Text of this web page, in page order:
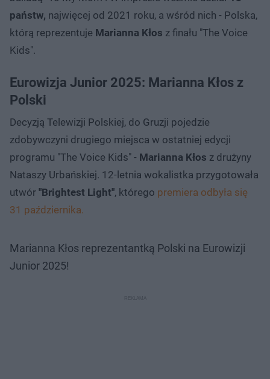
państw, najwięcej od 2021 roku, a wśród nich - Polska,
którą reprezentuje Marianna Kłos z finału "The Voice
Kids".
Eurowizja Junior 2025: Marianna Kłos z
Polski
Decyzją Telewizji Polskiej, do Gruzji pojedzie
zdobywczyni drugiego miejsca w ostatniej edycji
programu "The Voice Kids" - Marianna Kłos z drużyny
Nataszy Urbańskiej. 12-letnia wokalistka przygotowała
utwór "Brightest Light", którego premiera odbyła się
31 października.
Marianna Kłos reprezentantką Polski na Eurowizji
Junior 2025!